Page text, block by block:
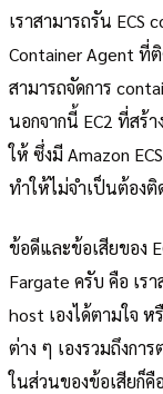
เราสามารถรัน ECS
Container Agent ที่ติ
สามารถจัดการ
นอกจากนี้ EC2 ที่สร้า
ให้ ซึ่งมี Amazon
ทำให้ไม่จำเป็นต้องติ
ข้อดีและข้อเสียของ
Fargate ครับ คือ เร
host เองได้ตามใจ
ต่าง ๆ เองรวมถึงกา
ในส่วนของข้อเสียก็คื